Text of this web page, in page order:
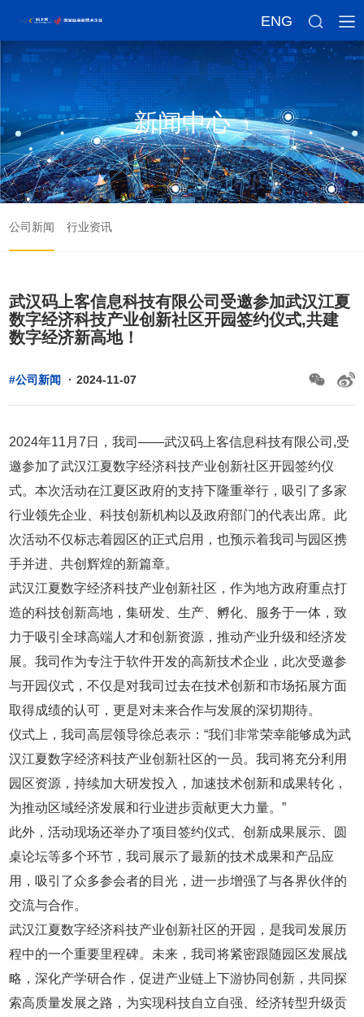
ENG
新闻中心
公司新闻 行业资讯
武汉码上客信息科技有限公司受邀参加武汉江夏
数字经济科技产业创新社区开园签约仪式,共建
数字经济新高地！
#公司新闻 · 2024-11-07
2024年11月7日，我司——武汉码上客信息科技有限公司,受
邀参加了武汉江夏数字经济科技产业创新社区开园签约仪
式。本次活动在江夏区政府的支持下隆重举行，吸引了多家
行业领先企业、科技创新机构以及政府部门的代表出席。此
次活动不仅标志着园区的正式启用，也预示着我司与园区携
手并进、共创辉煌的新篇章。
武汉江夏数字经济科技产业创新社区，作为地方政府重点打
造的科技创新高地，集研发、生产、孵化、服务于一体，致
力于吸引全球高端人才和创新资源，推动产业升级和经济发
展。我司作为专注于软件开发的高新技术企业，此次受邀参
与开园仪式，不仅是对我司过去在技术创新和市场拓展方面
取得成绩的认可，更是对未来合作与发展的深切期待。
仪式上，我司高层领导徐总表示：“我们非常荣幸能够成为武
汉江夏数字经济科技产业创新社区的一员。我司将充分利用
园区资源，持续加大研发投入，加速技术创新和成果转化，
为推动区域经济发展和行业进步贡献更大力量。”
此外，活动现场还举办了项目签约仪式、创新成果展示、圆
桌论坛等多个环节，我司展示了最新的技术成果和产品应
用，吸引了众多参会者的目光，进一步增强了与各界伙伴的
交流与合作。
武汉江夏数字经济科技产业创新社区的开园，是我司发展历
程中的一个重要里程碑。未来，我司将紧密跟随园区发展战
略，深化产学研合作，促进产业链上下游协同创新，共同探
索高质量发展之路，为实现科技自立自强、经济转型升级贡